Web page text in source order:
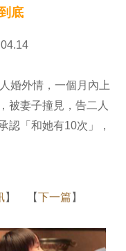
底
婚外情，一個月內上
被妻子撞見，告二人
認「和她有10次」，
】 【下一篇 】